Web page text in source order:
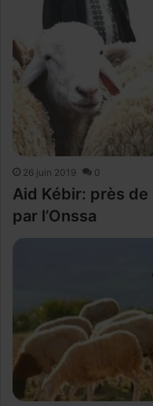
26 juin 2019 0
Aid Kébir: près
par l’Onssa